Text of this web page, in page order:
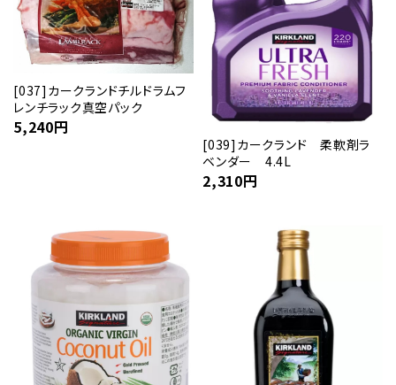
[037]カークランドチルドラムフ
レンチラック真空パック
5,240円
[039]カークランド 柔軟剤ラ
ベンダー 4.4L
2,310円